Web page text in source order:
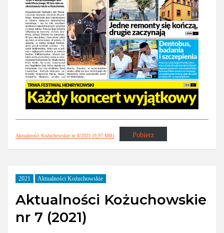
Aktualności Kożuchowskie nr 8/2021 (9,97 MB) Pobierz
2021 Aktualności Kożuchowskie
Aktualności Kożuchowskie
nr 7 (2021)